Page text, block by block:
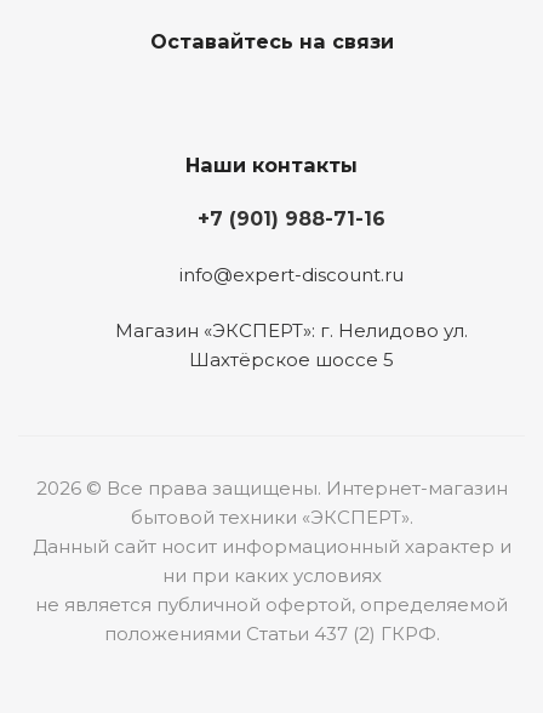
Оставайтесь на связи
Наши контакты
+7 (901) 988-71-16
info@expert-discount.ru
Магазин «ЭКСПЕРТ»: г. Нелидово ул.
Шахтёрское шоссе 5
2026 © Все права защищены. Интернет-магазин
бытовой техники «ЭКСПЕРТ».
Данный сайт носит информационный характер и
ни при каких условиях
не является публичной офертой, определяемой
положениями Статьи 437 (2) ГКРФ.